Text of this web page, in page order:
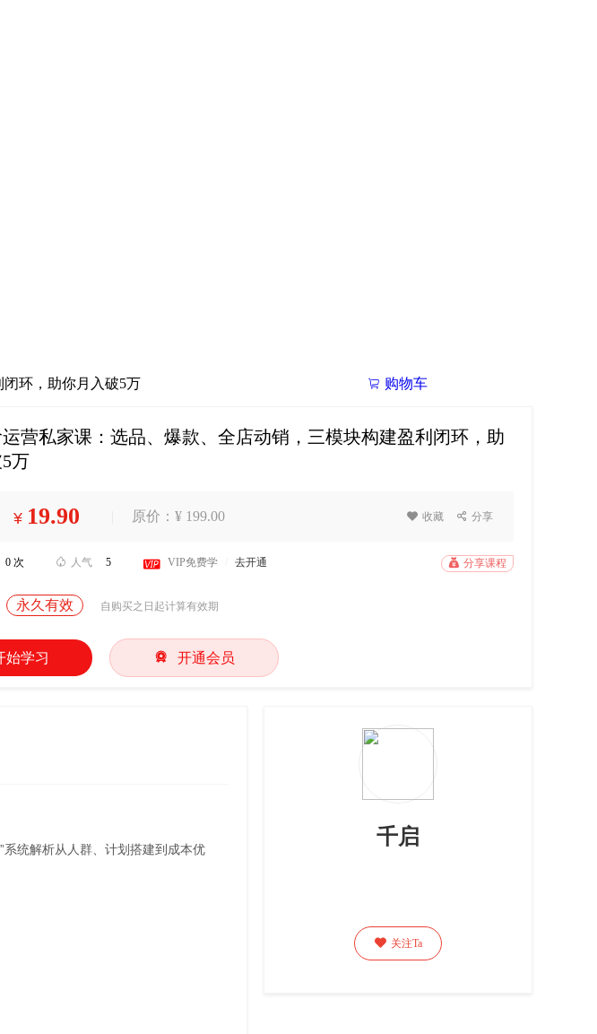
 购物车
环，助你月入破5万
营私家课：选品、爆款、全店动销，三模块构建盈利闭环，助
万
¥ 19.90 原价：¥ 199.00  收藏  分享
0 次  人气 5  VIP免费学 去开通  分享课程
永久有效 自购买之日起计算有效期
始学习  开通会员
系统解析从人群、计划搭建到成本优
千启
 关注Ta